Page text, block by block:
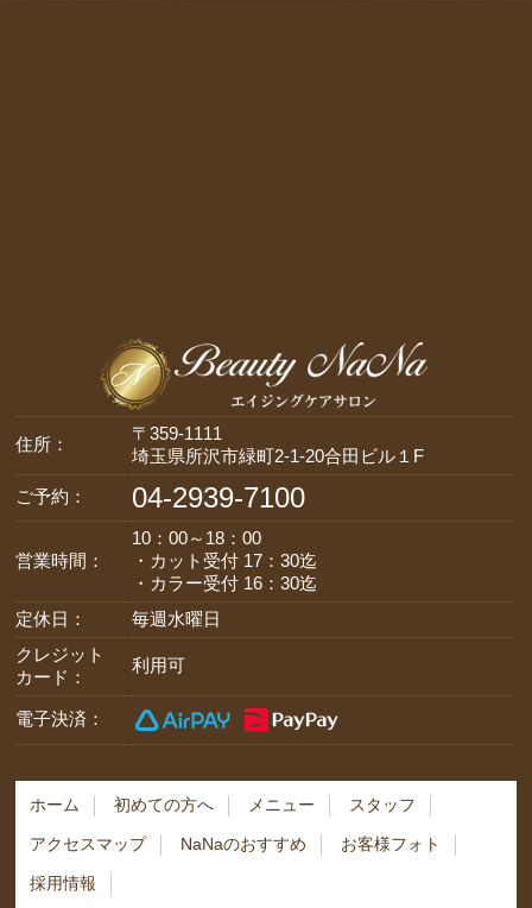
住所：
〒359-1111
埼玉県所沢市緑町2-1-20合田ビル１F
ご予約：
04-2939-7100
営業時間：
10：00～18：00
・カット受付 17：30迄
・カラー受付 16：30迄
定休日：
毎週水曜日
クレジット
カード：
利用可
電子決済：
ホーム 初めての方へ メニュー スタッフ
アクセスマップ NaNaのおすすめ お客様フォト
採用情報